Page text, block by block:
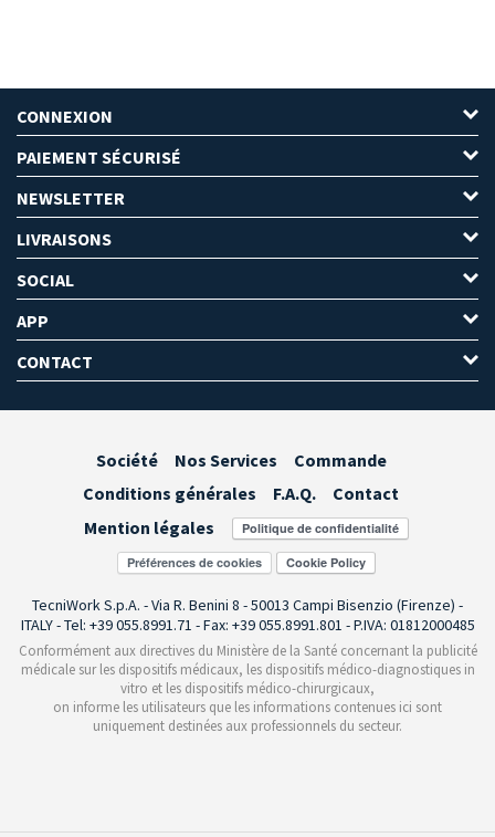
CONNEXION
PAIEMENT SÉCURISÉ
NEWSLETTER
LIVRAISONS
SOCIAL
APP
CONTACT
Société Nos Services
Commande
Conditions générales
F.A.Q.
Contact
Mention légales
Préférences de cookies
TecniWork S.p.A. - Via R. Benini 8 - 50013 Campi Bisenzio (Firenze) -
ITALY - Tel: +39 055.8991.71 - Fax: +39 055.8991.801 - P.IVA: 01812000485
Conformément aux directives du Ministère de la Santé concernant la publicité
médicale sur les dispositifs médicaux, les dispositifs médico-diagnostiques in
vitro et les dispositifs médico-chirurgicaux,
on informe les utilisateurs que les informations contenues ici sont
uniquement destinées aux professionnels du secteur.